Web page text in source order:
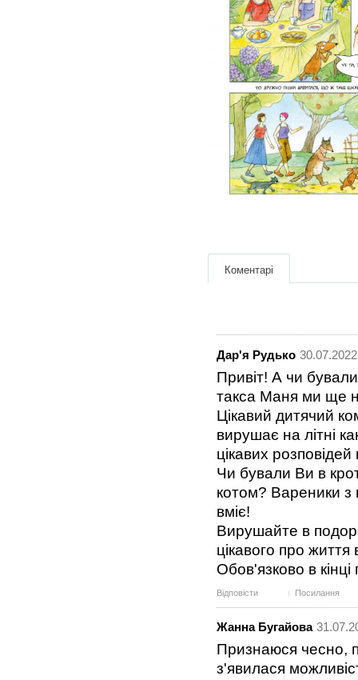
Коментарі
Дар'я Рудько
Привіт! А чи
такса Маня ми ще
Цікавий дитячий
вирушає на літні
цікавих
Чи бували Ви в
котом? Вареники з
вміє!
Вирушайте в
цікавого про життя
Обов'язково в
Відповісти Посилання
Жанна Бугайова
Признаюся чесно,
з'явилася